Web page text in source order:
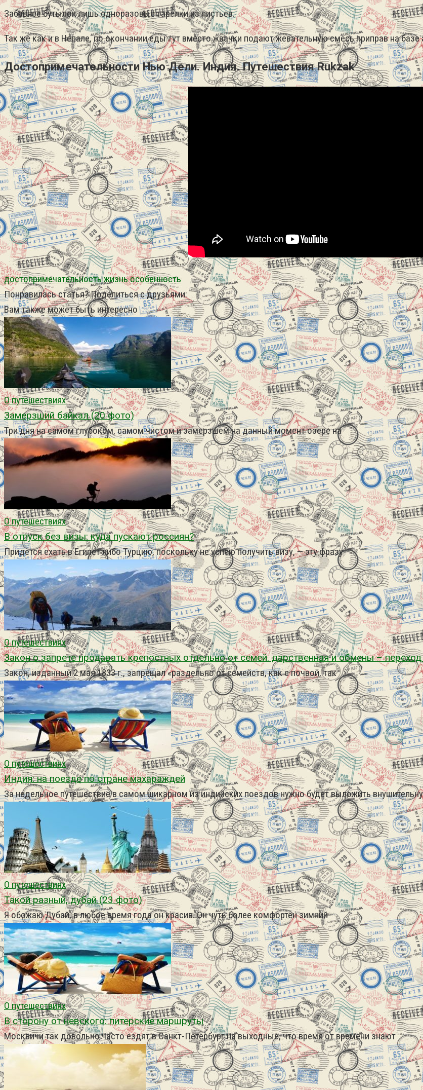
Забавнее бутылок лишь одноразовые тарелки из листьев.
Так же как и в Непале, по окончании еды тут вместо жвачки подают жевательную смесь приправ на базе
Достопримечательности Нью Дели. Индия. Путешествия Rukzak
достопримечательностьжизньособенность
Понравилась статья? Поделиться с друзьями:
Вам также может быть интересно
О путешествиях
Замерзший байкал (20 фото)
Три дня на самом глубоком, самом чистом и замерзшем на данный момент озере на
О путешествиях
В отпуск без визы: куда пускают россиян?
Придется ехать в Египет либо Турцию, поскольку не успею получить визу, — эту фразу
О путешествиях
Закон о запрете продавать крепостных отдельно от семей. дарственная и обмены –
Закон, изданный 2 мая 1833 г., запрещал «раздельно от семейств, как с почвой, так
О путешествиях
Индия: на поезде по стране махараждей
За недельное путешествие в самом шикарном из индийских поездов нужно будет выложить
О путешествиях
Такой разный, дубай (23 фото)
Я обожаю Дубай, в любое время года он красив. Он чуть более комфортен зимний
О путешествиях
В сторону от невского: питерские маршруты
Москвичи так довольно часто ездят в Санкт-Петербург на выходные, что время от времени знают